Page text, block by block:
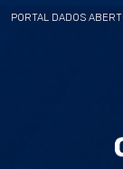
PORTAL DADOS